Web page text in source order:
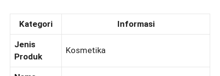
Kategori Informasi
Jenis
Produk
Kosmetika